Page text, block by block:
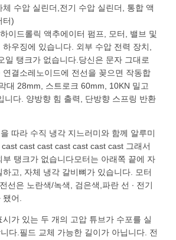
수압 실린더,전기 수압 실린더, 통합 액
터)
이드롤릭 액추에이터 펌프, 모터, 밸브 및
우징에 있습니다. 외부 수압 전력 장치,
일 탱크가 없습니다.당신은 문자 그대로
연결소레노이드에 전선을 꽂으면 작동합
대 28mm, 스트로크 60mm, 10KN 밀고
니다. 양방향 힘 출력, 단방향 스프링 반환
따라 수직 냉각 지느러미와 함께 알루미
cast cast cast cast cast cast 그래서
부 탱크가 없습니다모터는 아래쪽 끝에 자
고, 자체 냉각 갈비뼈가 있습니다. 모터
선은 노란색/녹색, 검은색,파란 선 ∙ 전기
어.
가 있는 두 개의 고압 튜브가 수포를 실
다.필드 교체 가능한 길이가 아닙니다. 전